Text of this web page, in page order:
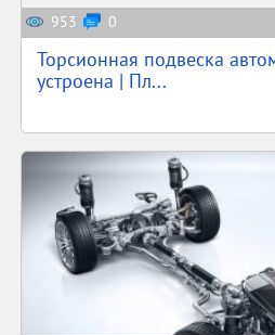
953 0
Торсионная подвеска
устроена | Пл...